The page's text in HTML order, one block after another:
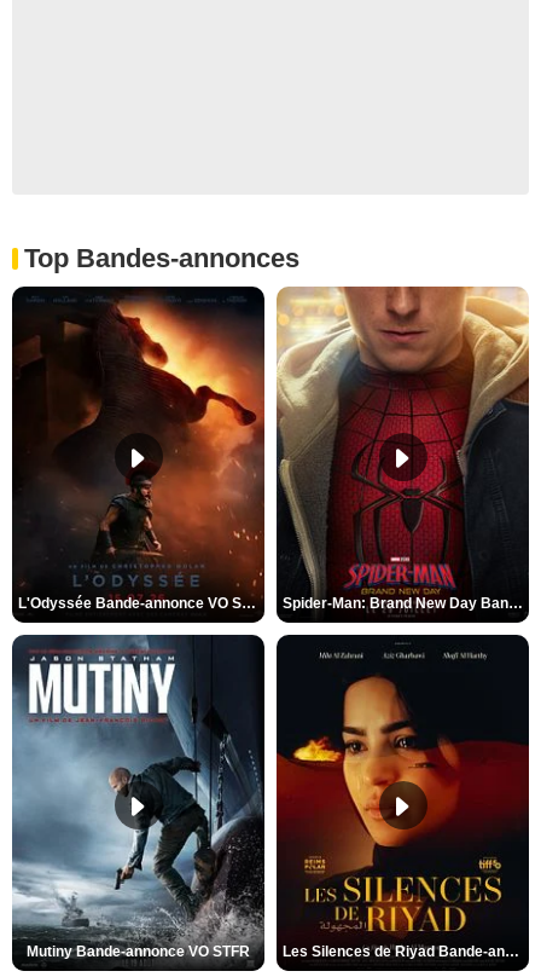
Top Bandes-annonces
L'Odyssée Bande-annonce VO STFR Spider-Man: Brand New Day Bande-annonce VO STFR
Mutiny Bande-annonce VO STFR Les Silences de Riyad Bande-annonce VO STFR